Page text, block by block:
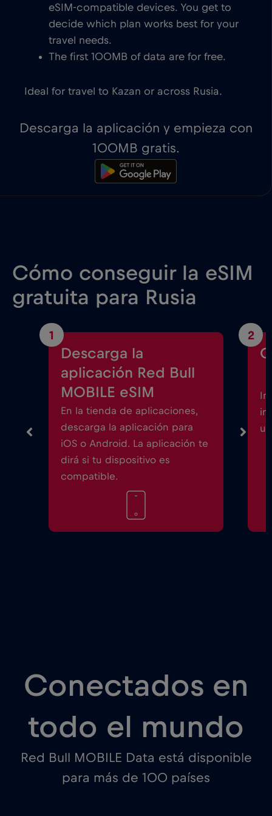
eSIM-compatible devices. You get to
decide which plan works best for your
travel needs.
The first 100MB of data are for free.
Ideal for travel to Kazan or across Rusia.
Descarga la aplicación y empieza con
100MB gratis.
Cómo conseguir la eSIM
gratuita para Rusia
1
Descarga la
aplicación Red Bull
MOBILE eSIM
En la tienda de aplicaciones,
descarga la aplicación para
iOS o Android. La aplicación te
dirá si tu dispositivo es
compatible.
2
Conectados en
todo el mundo
Red Bull MOBILE Data está disponible
para más de 100 países